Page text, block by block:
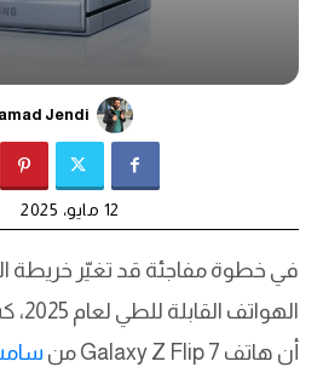
Jendi
12 مايو، 2025
في خطوة مفاجئة قد تغيّر
أن هاتف Galaxy Z Flip 7 من